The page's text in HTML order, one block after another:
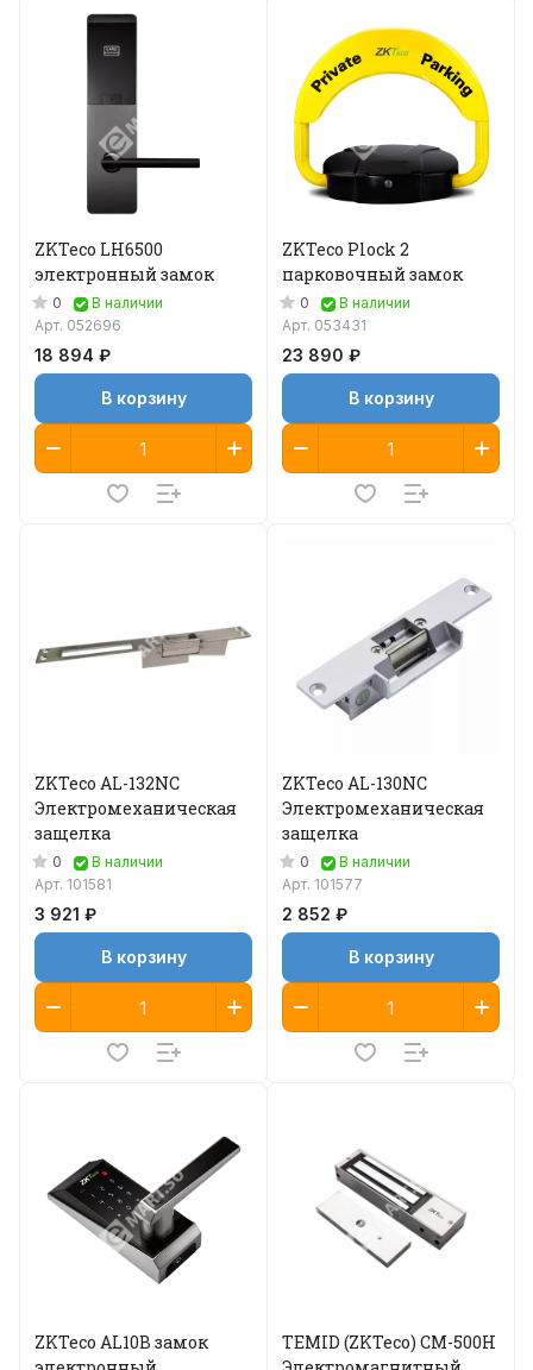
ZKTeco LH6500
электронный замок
0
В наличии
Арт. 052696
18 894 ₽
В корзину
ZKTeco Plock 2
парковочный замок
0
В наличии
Арт. 053431
23 890 ₽
В корзину
ZKTeco AL-132NC
Электромеханическая
защелка
0
В наличии
Арт. 101581
3 921 ₽
В корзину
ZKTeco AL-130NC
Электромеханическая
защелка
0
В наличии
Арт. 101577
2 852 ₽
В корзину
ZKTeco AL10B замок
TEMID (ZKTeco) CM-500H